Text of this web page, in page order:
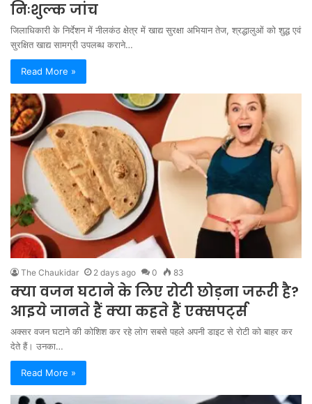
निःशुल्क जांच
जिलाधिकारी के निर्देशन में नीलकंठ क्षेत्र में खाद्य सुरक्षा अभियान तेज, श्रद्धालुओं को शुद्ध एवं
सुरक्षित खाद्य सामग्री उपलब्ध कराने…
Read More »
The Chaukidar 2 days ago 0 83
क्या वजन घटाने के लिए रोटी छोड़ना जरूरी है?
आइये जानते हैं क्या कहते हैं एक्सपर्ट्स
अक्सर वजन घटाने की कोशिश कर रहे लोग सबसे पहले अपनी डाइट से रोटी को बाहर कर
देते हैं। उनका…
Read More »